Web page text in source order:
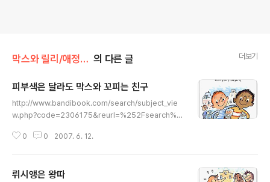
막스와 릴리/애정의 조건 의 다른 글 더보기
피부색은 달라도 막스와 꼬피는 친구
http://www.bandibook.com/search/subject_vie
w.php?code=2306175&reurl=%252Fsearch%2
7%2525C7%2525BA%2525CE%2525BB%252
526author%253D%2526publish%253D%2526
0 0 2007. 6. 12.
뤼시앵은 왕따